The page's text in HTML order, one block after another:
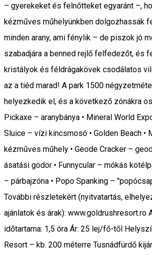
– gyerekeket és felnőtteket egyaránt –,
kézműves műhelyünkben dolgozhassák
minden arany, ami fénylik – de piszok jó
szabadjára a benned rejlő felfedezőt, és
kristályok és féldrágakövek csodálatos
az a tiéd marad! A park 1500
helyezkedik el, és a következő zónákra
Pickaxe – aranybánya • Mineral World
Sluice – vízi kincsmosó • Golden Beach •
kézműves műhely • Geode Cracker –
ásatási gödör • Funnycular – mókás
– párbajzóna • Popo Spanking –
További részletekért (nyitvatartás,
ajánlatok és árak): www.goldrushresort.ro
időtartama: 1,5 óra Ár: 25 lej/fő-től
Resort – kb. 200 méterre Tusnádfürdő